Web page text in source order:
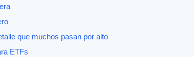
que muchos pasan por alto
ETFs